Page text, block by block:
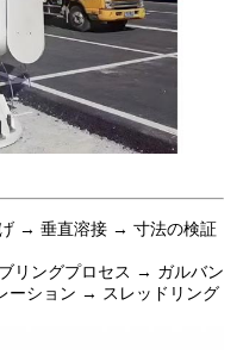
→ 垂直溶接 → 寸法の検証
リングプロセス → ガルバン
ーション → スレッドリング